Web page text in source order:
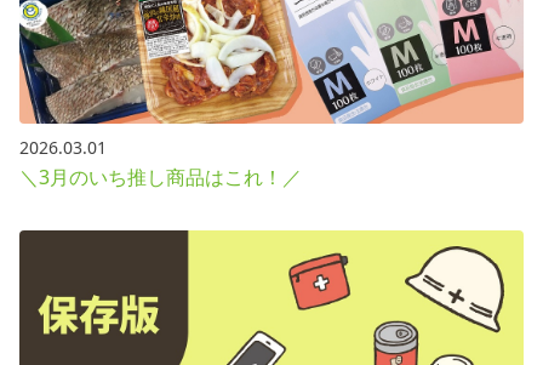
2026.03.01
＼3月のいち推し商品はこれ！／